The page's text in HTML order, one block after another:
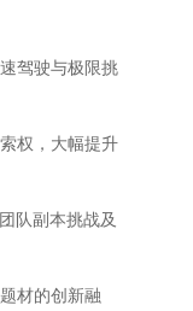
驾驶与极限挑
权，大幅提升
队副本挑战及
材的创新融